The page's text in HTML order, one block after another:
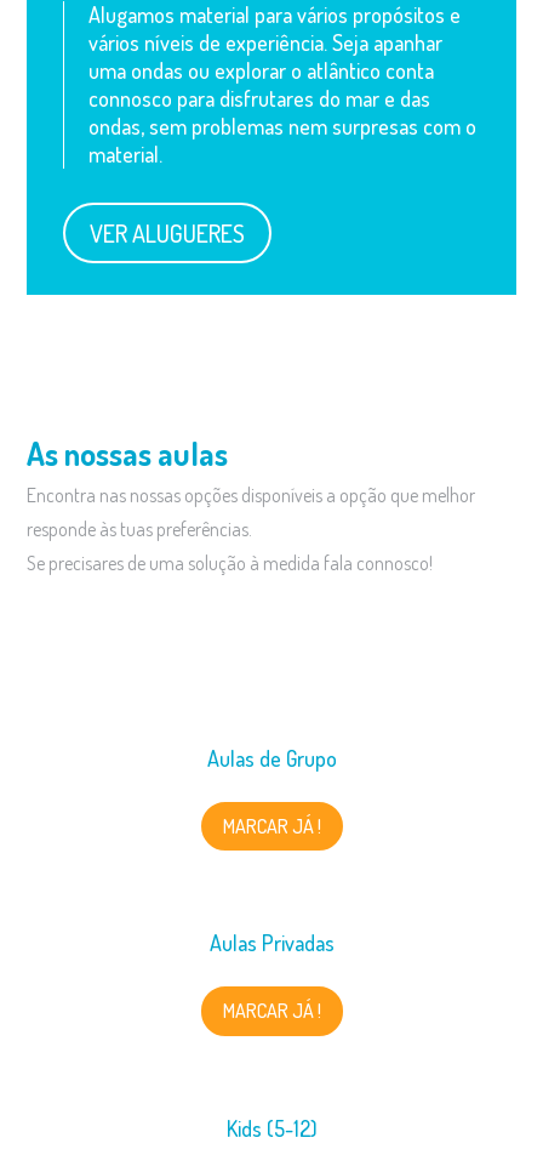
Alugamos material para vários propósitos e
vários níveis de experiência. Seja apanhar
uma ondas ou explorar o atlântico conta
connosco para disfrutares do mar e das
ondas, sem problemas nem surpresas com o
material.
VER ALUGUERES
As nossas aulas
Encontra nas nossas opções disponíveis a opção que melhor
responde às tuas preferências.
Se precisares de uma solução à medida fala connosco!
Aulas de Grupo
MARCAR JÁ !
Aulas Privadas
MARCAR JÁ !
Kids (5-12)